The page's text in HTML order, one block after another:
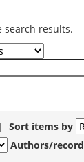
search results.
Sort items by
Authors/record